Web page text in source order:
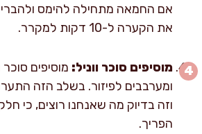
אם החמאה מתחילה להימס
את הקערה ל-10 דקות למקרר.
מוסיפים סוכר ווניל: מוסיפים סוכר
ומערבבים לפיזור. בשלב הזה
וזה בדיוק מה שאנחנו רוצים, כי
הפריך.